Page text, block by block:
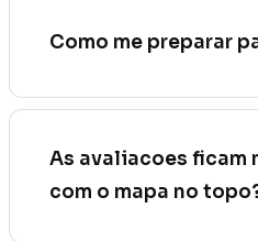
Como me preparar
As avaliacoes ficam
com o mapa no